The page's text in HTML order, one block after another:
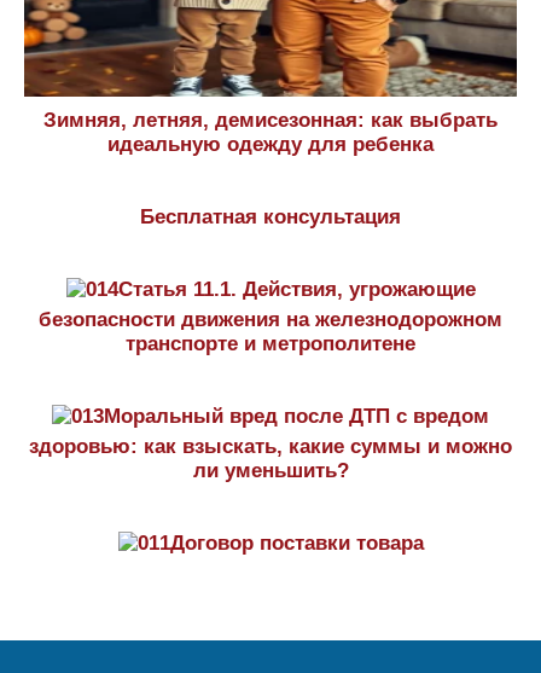
Зимняя, летняя, демисезонная: как выбрать
идеальную одежду для ребенка
Бесплатная консультация
Статья 11.1. Действия, угрожающие
безопасности движения на железнодорожном
транспорте и метрополитене
Моральный вред после ДТП с вредом
здоровью: как взыскать, какие суммы и можно
ли уменьшить?
Договор поставки товара